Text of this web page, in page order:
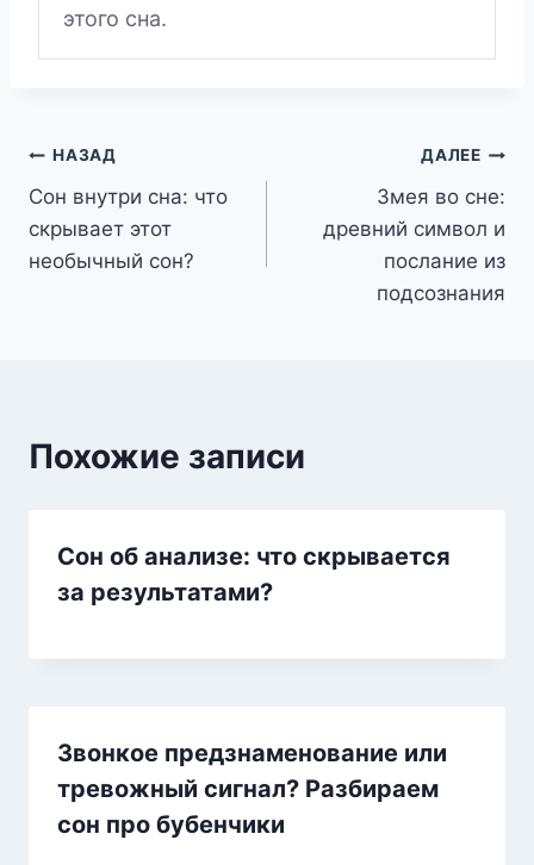
этого сна.
Навигация
по
записям
НАЗАД
Сон внутри сна: что
скрывает этот
необычный сон?
ДАЛЕЕ
Змея во сне:
древний символ и
послание из
подсознания
Похожие записи
Сон об анализе: что скрывается
за результатами?
Звонкое предзнаменование или
тревожный сигнал? Разбираем
сон про бубенчики